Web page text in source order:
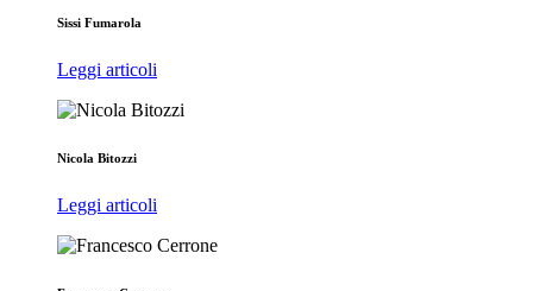
Sissi Fumarola
Leggi articoli
Nicola Bitozzi
Leggi articoli